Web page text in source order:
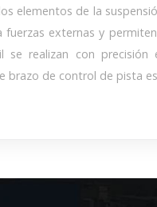
elementos de la
externas y
realizan con precisión
de control de pista